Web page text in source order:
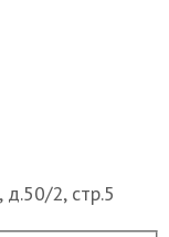
д.50/2, стр.5